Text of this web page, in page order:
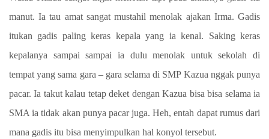
manut. Ia tau amat sangat mustahil menolak ajakan Irma. Gadis
itukan gadis paling keras kepala yang ia kenal. Saking keras
kepalanya sampai sampai ia dulu menolak untuk sekolah di
tempat yang sama gara – gara selama di SMP Kazua nggak punya
pacar. Ia takut kalau tetap deket dengan Kazua bisa bisa selama ia
SMA ia tidak akan punya pacar juga. Heh, entah dapat rumus dari
mana gadis itu bisa menyimpulkan hal konyol tersebut.